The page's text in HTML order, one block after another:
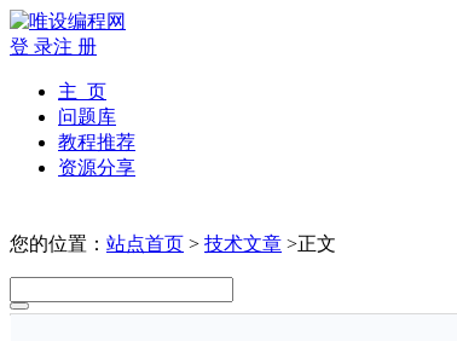
登 录注 册
主 页
问题库
教程推荐
资源分享
您的位置： 站点首页 > 技术文章 >正文